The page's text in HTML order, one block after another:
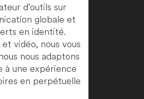
d’outils sur
globale et
en identité.
vidéo, nous vous
nous adaptons
à une expérience
en perpétuelle